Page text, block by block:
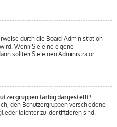
durch die Board-Administration
Wenn Sie eine eigene
sollten Sie einen Administrator
farbig dargestellt?
den Benutzergruppen verschiedene
leichter zu identifizieren sind.